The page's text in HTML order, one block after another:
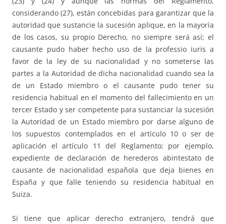
considerando (27), están concebidas para garantizar que la
autoridad que sustancie la sucesión aplique, en la mayoría
de los casos, su propio Derecho, no siempre será así; el
causante pudo haber hecho uso de la professio iuris a
favor de la ley de su nacionalidad y no someterse las
partes a la Autoridad de dicha nacionalidad cuando sea la
de un Estado miembro o el causante pudo tener su
residencia habitual en el momento del fallecimiento en un
tercer Estado y ser competente para sustanciar la sucesión
la Autoridad de un Estado miembro por darse alguno de
los supuestos contemplados en el artículo 10 o ser de
aplicación el artículo 11 del Reglamento; por ejemplo,
expediente de declaración de herederos abintestato de
causante de nacionalidad española que deja bienes en
España y que falle teniendo su residencia habitual en
Suiza.
Si tiene que aplicar derecho extranjero, tendrá que